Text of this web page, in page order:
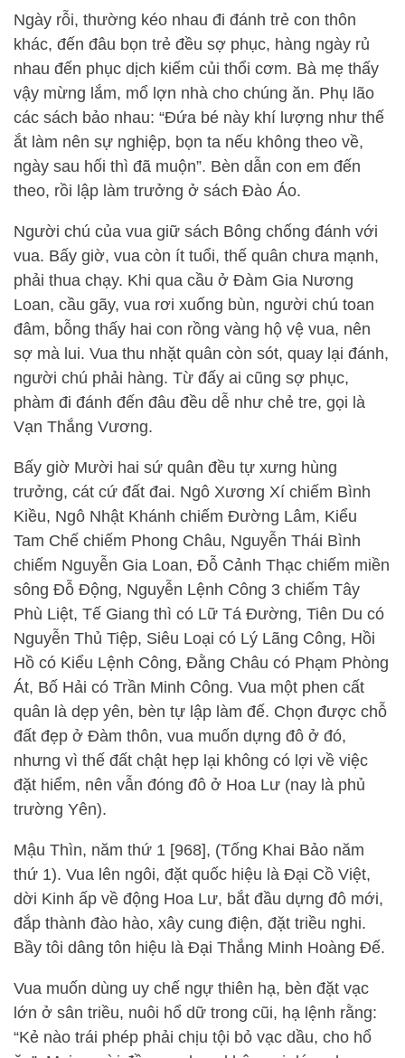
Ngày rỗi, thường kéo nhau đi đánh trẻ con thôn
khác, đến đâu bọn trẻ đều sợ phục, hàng ngày rủ
nhau đến phục dịch kiếm củi thổi cơm. Bà mẹ thấy
vậy mừng lắm, mổ lợn nhà cho chúng ăn. Phụ lão
các sách bảo nhau: “Đứa bé này khí lượng như thế
ắt làm nên sự nghiệp, bọn ta nếu không theo về,
ngày sau hối thì đã muộn”. Bèn dẫn con em đến
theo, rồi lập làm trưởng ở sách Đào Áo.
Người chú của vua giữ sách Bông chống đánh với
vua. Bấy giờ, vua còn ít tuổi, thế quân chưa mạnh,
phải thua chạy. Khi qua cầu ở Đàm Gia Nương
Loan, cầu gãy, vua rơi xuống bùn, người chú toan
đâm, bỗng thấy hai con rồng vàng hộ vệ vua, nên
sợ mà lui. Vua thu nhặt quân còn sót, quay lại đánh,
người chú phải hàng. Từ đấy ai cũng sợ phục,
phàm đi đánh đến đâu đều dễ như chẻ tre, gọi là
Vạn Thắng Vương.
Bấy giờ Mười hai sứ quân đều tự xưng hùng
trưởng, cát cứ đất đai. Ngô Xương Xí chiếm Bình
Kiều, Ngô Nhật Khánh chiếm Đường Lâm, Kiểu
Tam Chế chiếm Phong Châu, Nguyễn Thái Bình
chiếm Nguyễn Gia Loan, Đỗ Cảnh Thạc chiếm miền
sông Đỗ Động, Nguyễn Lệnh Công 3 chiếm Tây
Phù Liệt, Tế Giang thì có Lữ Tá Đường, Tiên Du có
Nguyễn Thủ Tiệp, Siêu Loại có Lý Lãng Công, Hồi
Hồ có Kiểu Lệnh Công, Đằng Châu có Phạm Phòng
Át, Bố Hải có Trần Minh Công. Vua một phen cất
quân là dẹp yên, bèn tự lập làm đế. Chọn được chỗ
đất đẹp ở Đàm thôn, vua muốn dựng đô ở đó,
nhưng vì thế đất chật hẹp lại không có lợi về việc
đặt hiểm, nên vẫn đóng đô ở Hoa Lư (nay là phủ
trường Yên).
Mậu Thìn, năm thứ 1 [968], (Tống Khai Bảo năm
thứ 1). Vua lên ngôi, đặt quốc hiệu là Đại Cồ Việt,
dời Kinh ấp về động Hoa Lư, bắt đầu dựng đô mới,
đắp thành đào hào, xây cung điện, đặt triều nghi.
Bầy tôi dâng tôn hiệu là Đại Thắng Minh Hoàng Đế.
Vua muốn dùng uy chế ngự thiên hạ, bèn đặt vạc
lớn ở sân triều, nuôi hổ dữ trong cũi, hạ lệnh rằng:
“Kẻ nào trái phép phải chịu tội bỏ vạc dầu, cho hổ